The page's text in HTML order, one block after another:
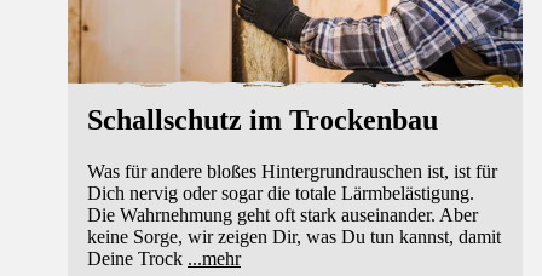
Schallschutz im Trockenbau
Was für andere bloßes Hintergrundrauschen ist, ist für
Dich nervig oder sogar die totale Lärmbelästigung.
Die Wahrnehmung geht oft stark auseinander. Aber
keine Sorge, wir zeigen Dir, was Du tun kannst, damit
Deine Trock ...mehr